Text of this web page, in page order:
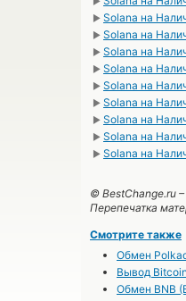
► Solana на
► Solana на
► Solana на
► Solana на
► Solana на
► Solana на
► Solana на
► Solana на
► Solana на
© BestChange.ru –
Перепечатка
Смотрите также
Обмен
Вывод
Обмен BNB